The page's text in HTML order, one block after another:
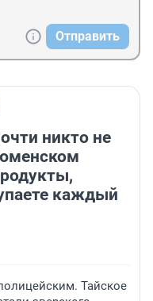
Отправить
никто не
каждый
Тайское